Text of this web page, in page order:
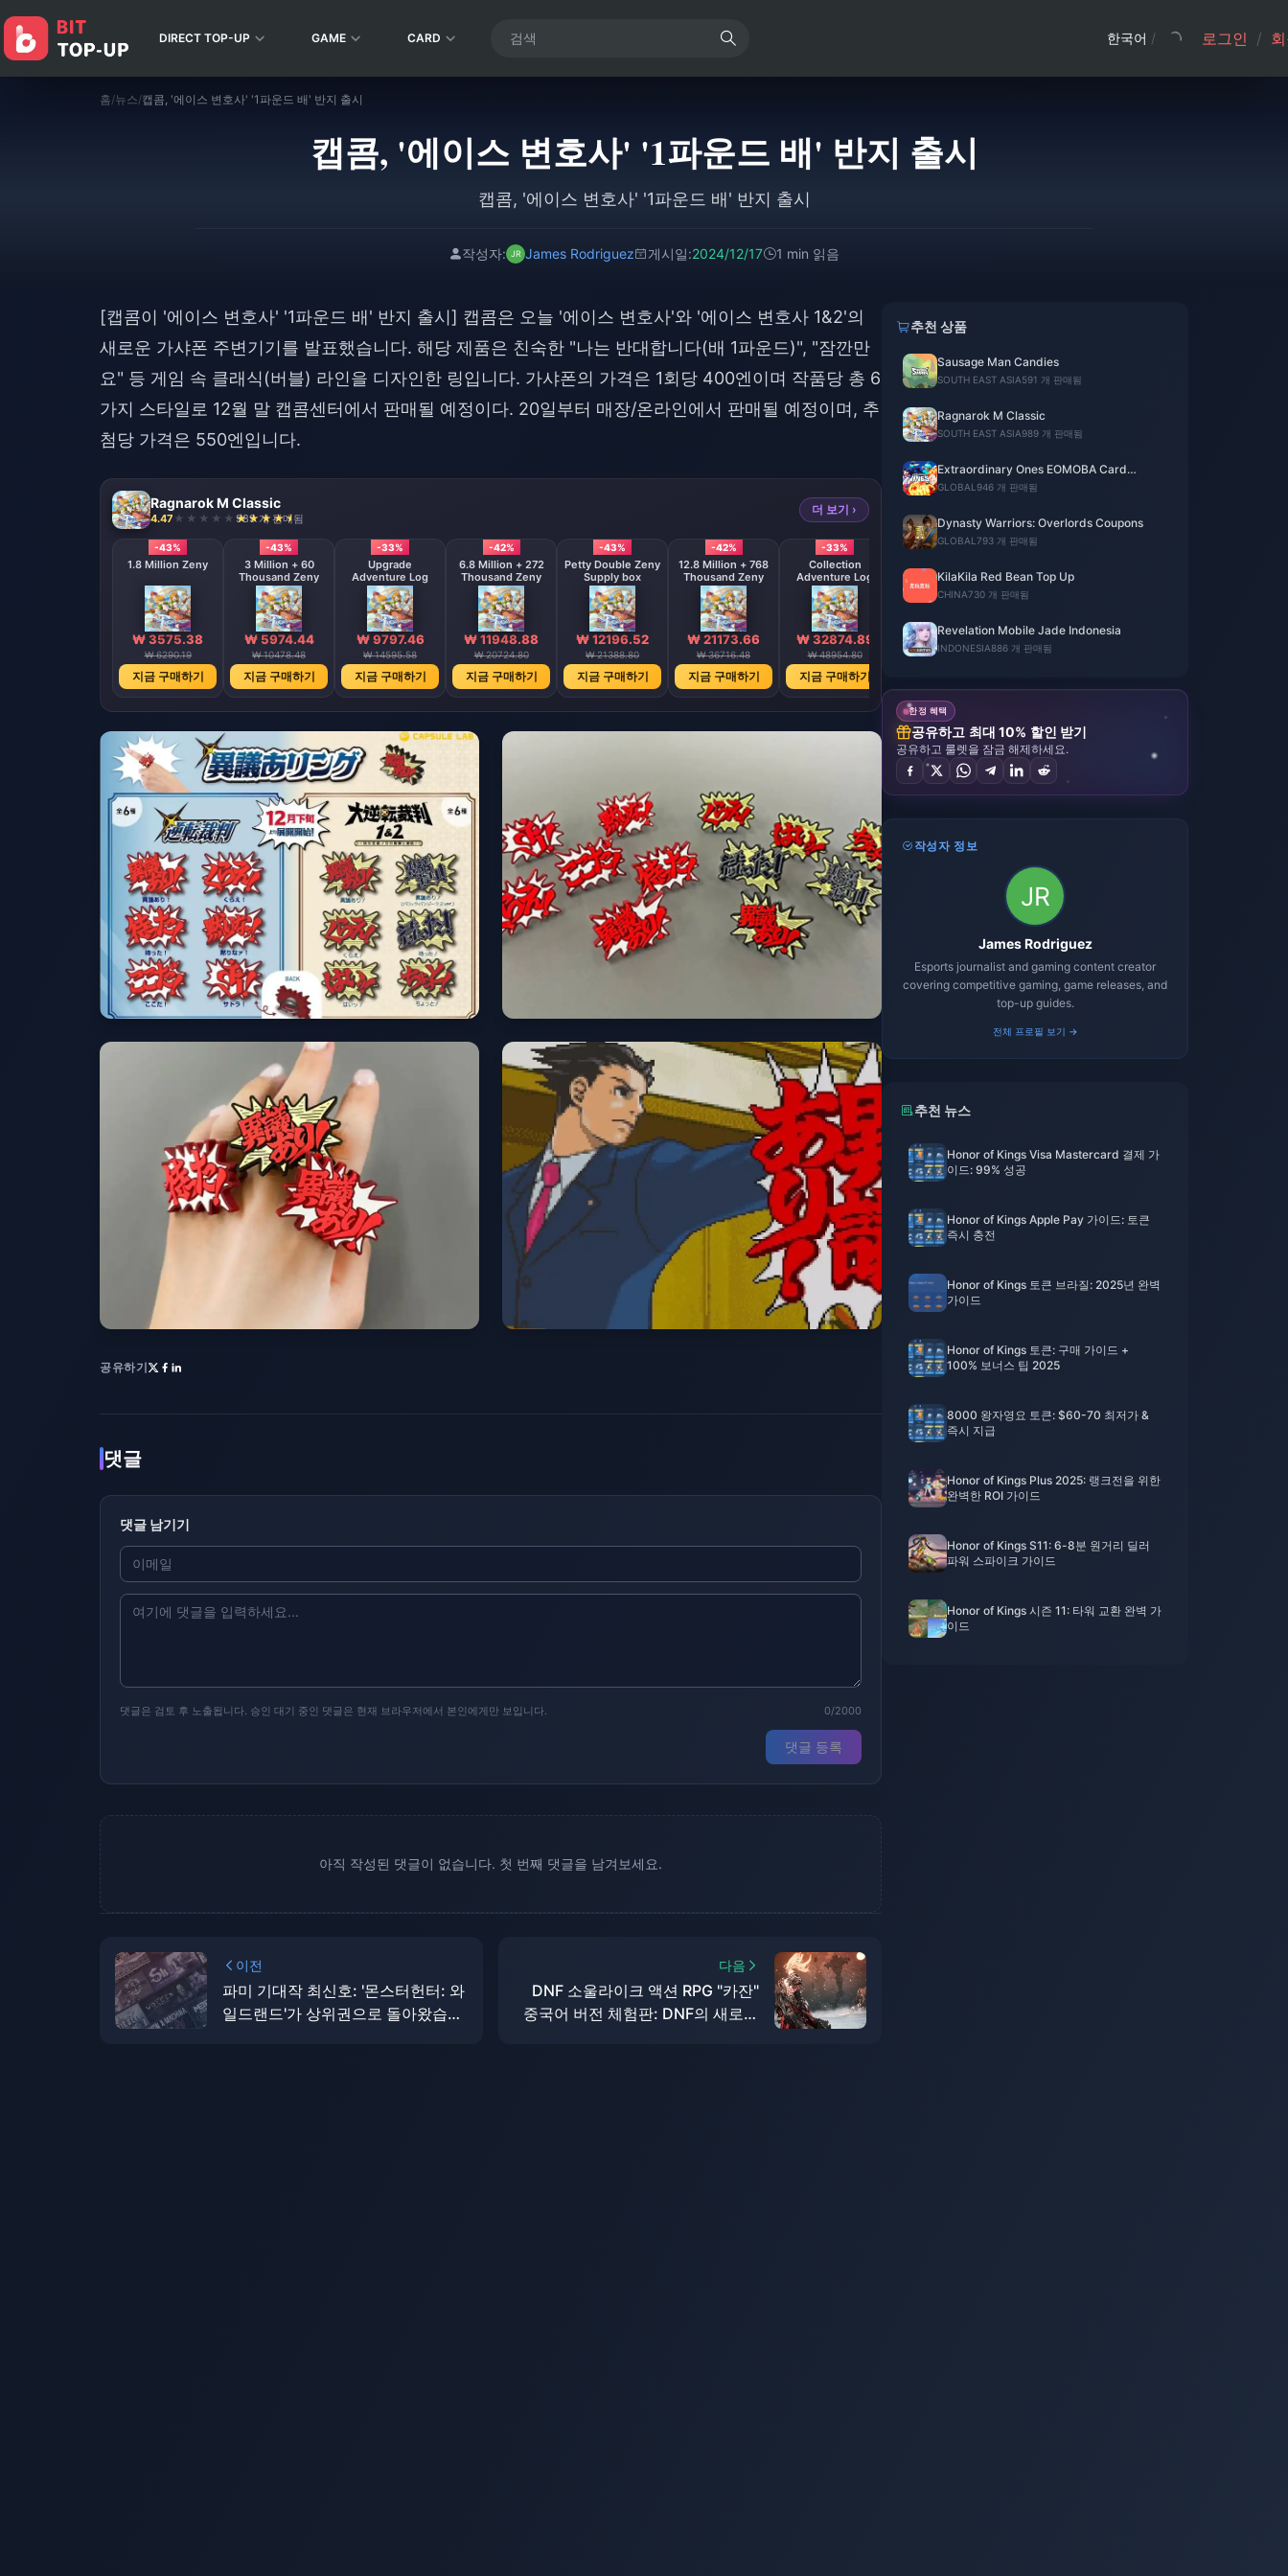
DIRECT TOP-UP GAME CARD 한국어 / 로그인 /
홈/뉴스/캡콤, '에이스 변호사' '1파운드 배' 반지 출시
캡콤, '에이스 변호사' '1파운드 배' 반지 출시
캡콤, '에이스 변호사' '1파운드 배' 반지 출시
작성자: James Rodriguez 게시일:2024/12/17 1 min 읽음
[캡콤이 '에이스 변호사' '1파운드 배' 반지 출시] 캡콤은 오늘 '에이스 변호사'와 '에이스 변호사 1&2'의
새로운 가샤폰 주변기기를 발표했습니다. 해당 제품은 친숙한 "나는 반대합니다(배 1파운드)", "잠깐만
요" 등 게임 속 클래식(버블) 라인을 디자인한 링입니다. 가샤폰의 가격은 1회당 400엔이며 작품당 총 6
가지 스타일로 12월 말 캡콤센터에서 판매될 예정이다. 20일부터 매장/온라인에서 판매될 예정이며, 추
첨당 가격은 550엔입니다.
Ragnarok M Classic
4.47 989 개 판매됨
더 보기 ›
-43%
1.8 Million Zeny
₩ 3575.38
₩ 6290.19
지금 구매하기
-43%
3 Million + 60
Thousand Zeny
₩ 5974.44
₩ 10478.48
지금 구매하기
-33%
Upgrade
Adventure Log
₩ 9797.46
₩ 14595.58
지금 구매하기
-42%
6.8 Million + 272
Thousand Zeny
₩ 11948.88
₩ 20724.80
지금 구매하기
-43%
Petty Double Zeny
Supply box
₩ 12196.52
₩ 21388.80
지금 구매하기
-42%
12.8 Million + 768
Thousand Zeny
₩ 21173.66
₩ 36716.48
지금 구매하기
-33%
Collection
Adventure Log
₩ 32874.89
₩ 48954.80
지금 구매하기
-43%
Zeny Supply
₩ 36620.52
₩ 64236.05
Million Zeny
₩ 54280.71
₩ 94156.22
공유하기
댓글
댓글 남기기
댓글은 검토 후 노출됩니다. 승인 대기 중인 댓글은 현재 브라우저에서 본인에게만 보입니다. 0/2000
댓글 등록
아직 작성된 댓글이 없습니다. 첫 번째 댓글을 남겨보세요.
이전
파미 기대작 최신호: '몬스터헌터: 와
일드랜드'가 상위권으로 돌아왔습니
다음
DNF 소울라이크 액션 RPG "카잔"
중국어 버전 체험판: DNF의 새로운
추천 상품
Sausage Man Candies
SOUTH EAST ASIA591 개 판매됨
Ragnarok M Classic
SOUTH EAST ASIA989 개 판매됨
Extraordinary Ones EOMOBA Card
(Global)
GLOBAL 946 개 판매됨
Dynasty Warriors: Overlords Coupons
GLOBAL 793 개 판매됨
KilaKila Red Bean Top Up
CHINA730 개 판매됨
Revelation Mobile Jade Indonesia
INDONESIA886 개 판매됨
한정 혜택
공유하고 최대 10% 할인 받기
공유하고 룰렛을 잠금 해제하세요.
작성자 정보
James Rodriguez
Esports journalist and gaming content creator
covering competitive gaming, game releases, and
top-up guides.
전체 프로필 보기 →
추천 뉴스
Honor of Kings Visa Mastercard 결제 가
이드: 99% 성공
Honor of Kings Apple Pay 가이드: 토큰
즉시 충전
Honor of Kings 토큰 브라질: 2025년 완벽
가이드
Honor of Kings 토큰: 구매 가이드 +
100% 보너스 팁 2025
8000 왕자영요 토큰: $60-70 최저가 &
즉시 지급
Honor of Kings Plus 2025: 랭크전을 위한
완벽한 ROI 가이드
Honor of Kings S11: 6-8분 원거리 딜러
파워 스파이크 가이드
Honor of Kings 시즌 11: 타워 교환 완벽 가
이드